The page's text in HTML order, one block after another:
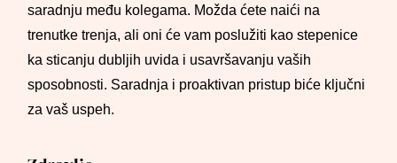
saradnju među kolegama. Možda ćete naići na
trenutke trenja, ali oni će vam poslužiti kao stepenice
ka sticanju dubljih uvida i usavršavanju vaših
sposobnosti. Saradnja i proaktivan pristup biće ključni
za vaš uspeh.